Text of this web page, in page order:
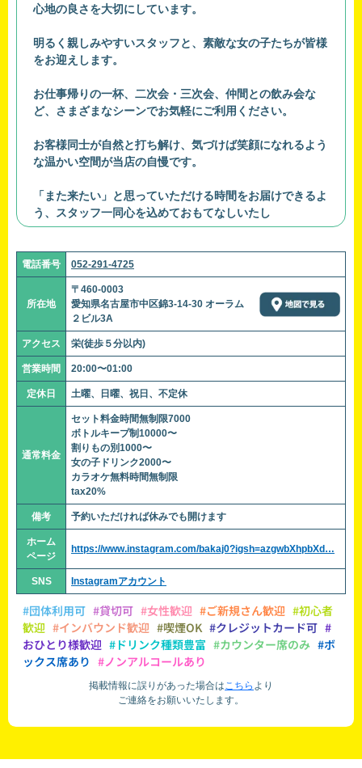
心地の良さを大切にしています。
明るく親しみやすいスタッフと、素敵な女の子たちが皆様
をお迎えします。
お仕事帰りの一杯、二次会・三次会、仲間との飲み会な
ど、さまざまなシーンでお気軽にご利用ください。
お客様同士が自然と打ち解け、気づけば笑顔になれるよう
な温かい空間が当店の自慢です。
「また来たい」と思っていただける時間をお届けできるよ
う、スタッフ一同心を込めておもてなしいたし
電話番号 052-291-4725
所在地
〒460-0003
愛知県名古屋市中区錦3-14-30 オーラム
２ビル3A
アクセス 栄(徒歩５分以内)
営業時間 20:00〜01:00
定休日 土曜、日曜、祝日、不定休
通常料金
セット料金時間無制限7000
ボトルキープ制10000〜
割りもの別1000〜
女の子ドリンク2000〜
カラオケ無料時間無制限
tax20%
備考 予約いただければ休みでも開けます
ホーム
ページ
https://www.instagram.com/bakaj0?igsh=azgwbXhpbXd…
SNS Instagramアカウント
#団体利用可 #貸切可 #女性歓迎 #ご新規さん歓迎 #初心者
歓迎 #インバウンド歓迎 #喫煙OK #クレジットカード可 #
おひとり様歓迎 #ドリンク種類豊富 #カウンター席のみ #ボ
ックス席あり #ノンアルコールあり
掲載情報に誤りがあった場合はこちら より
ご連絡をお願いいたします。